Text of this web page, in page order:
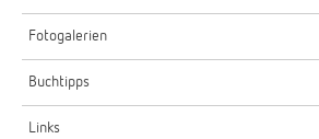
Fotogalerien
Buchtipps
Links